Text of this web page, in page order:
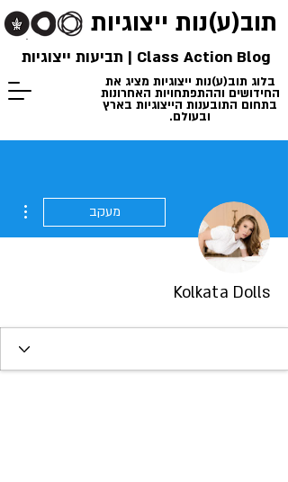
תוב(ע)נות ייצוגיות
בלוג תוב(ע)נות ייצוגיות מציג את
החידושים וההתפתחויות האחרונות
בתחום התובענות הייצוגיות בארץ
ובעולם.
Class Action Blog | תביעות ייצוגיות
מעקב
Kolkata Dolls